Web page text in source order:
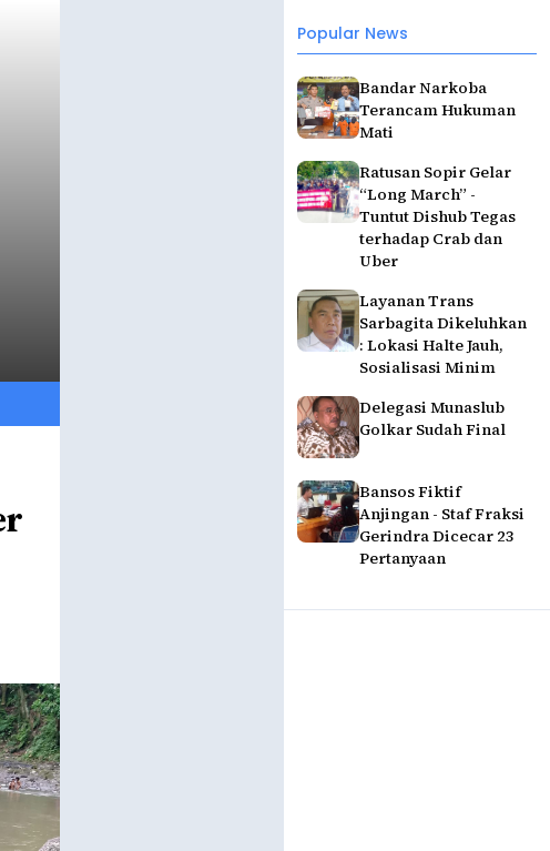
Popular News
Bandar Narkoba
Terancam Hukuman
Mati
Ratusan Sopir Gelar
“Long March” -
Tuntut Dishub Tegas
terhadap Crab dan
Uber
Layanan Trans
Sarbagita Dikeluhkan
: Lokasi Halte Jauh,
Sosialisasi Minim
Delegasi Munaslub
Golkar Sudah Final
Bansos Fiktif
Anjingan - Staf Fraksi
Gerindra Dicecar 23
Pertanyaan